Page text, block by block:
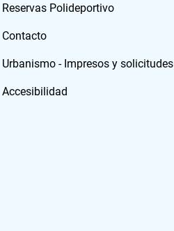
Reservas Polideportivo
Contacto
Urbanismo - Impresos y solicitudes
Accesibilidad